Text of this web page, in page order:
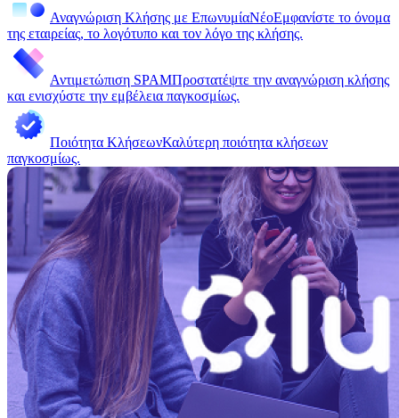
Αναγνώριση Κλήσης με ΕπωνυμίαΝέοΕμφανίστε το όνομα
της εταιρείας, το λογότυπο και τον λόγο της κλήσης.
Αντιμετώπιση SPAMΠροστατέψτε την αναγνώριση κλήσης
και ενισχύστε την εμβέλεια παγκοσμίως.
Ποιότητα ΚλήσεωνΚαλύτερη ποιότητα κλήσεων
παγκοσμίως.